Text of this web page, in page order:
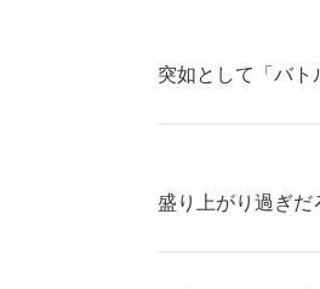
突如として「バト
盛り上がり過ぎだ